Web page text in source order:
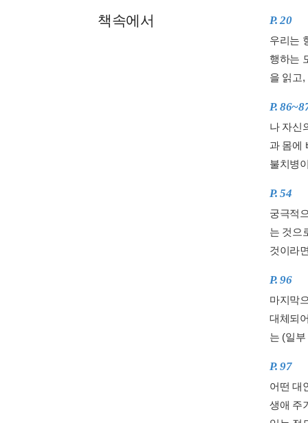
책속에서 P. 20
우리는
행하는
을 읽고
P.
나 자신
과 몸에
불치병
P. 54
궁극적
는 것으
것이라
P. 96
마지막
대체되
는 (일
P. 97
어떤 대
생애 주